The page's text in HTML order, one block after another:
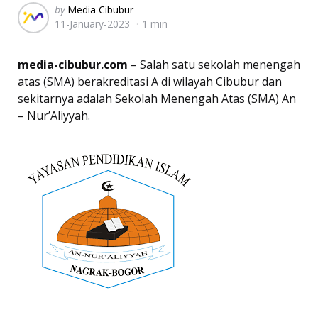
Posted
by
by Media Cibubur
11-January-2023
1 min
media-cibubur.com – Salah satu sekolah menengah
atas (SMA) berakreditasi A di wilayah Cibubur dan
sekitarnya adalah Sekolah Menengah Atas (SMA) An
– Nur’Aliyyah.